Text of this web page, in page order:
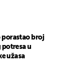
porastao broj
u
užasa